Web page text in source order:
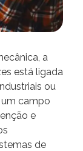
a
está ligada
ou
campo
e
de